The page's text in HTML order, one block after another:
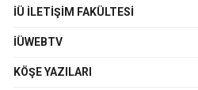
İÜ İLETIŞIM FAKÜLTESI
İÜWEBTV
KÖŞE YAZILARI